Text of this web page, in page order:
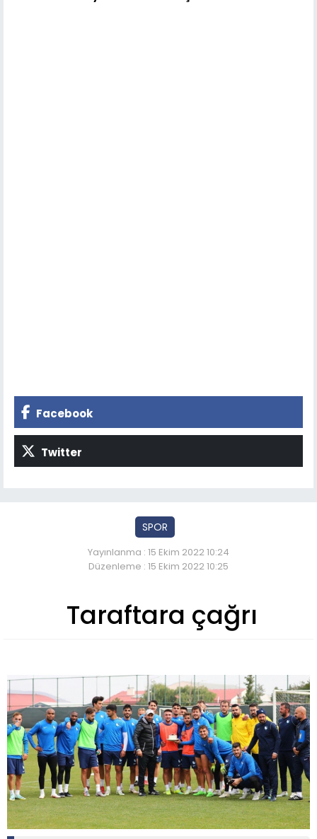
Facebook
Twitter
SPOR
Yayınlanma : 15 Ekim 2022 10:24
Düzenleme : 15 Ekim 2022 10:25
Taraftara çağrı